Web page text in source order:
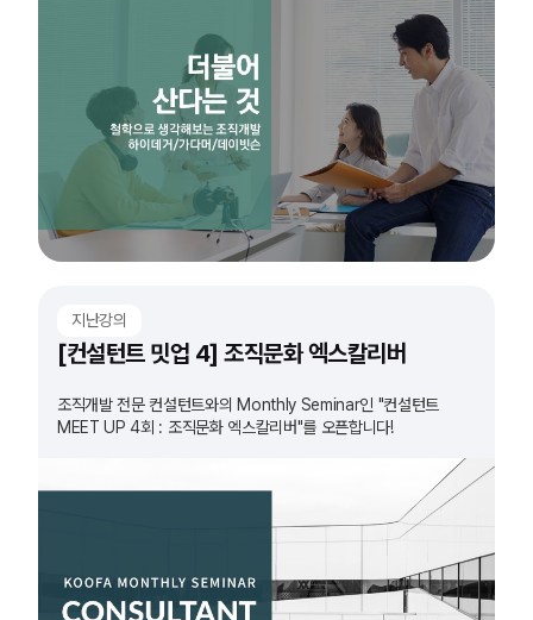
지난강의
[컨설턴트 밋업 4] 조직문화 엑스칼리버
조직개발 전문 컨설턴트와의 Monthly Seminar인 "컨설턴트
MEET UP 4회 : 조직문화 엑스칼리버"를 오픈합니다!